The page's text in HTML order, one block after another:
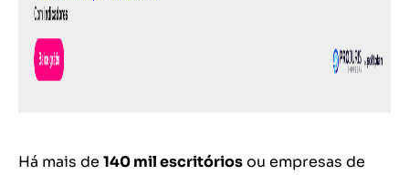
Há mais de 140 mil escritóriosou empresas de